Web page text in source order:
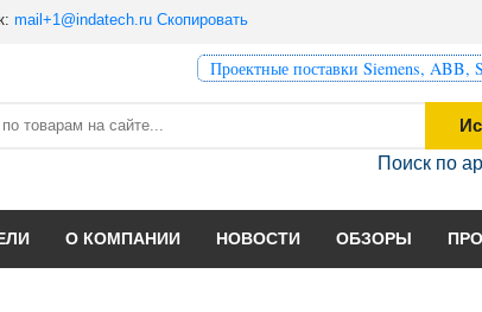
mail+1@indatech.ru Скопировать
Проектные поставки Siemens, ABB,
Поиск по
О КОМПАНИИ НОВОСТИ ОБЗОРЫ